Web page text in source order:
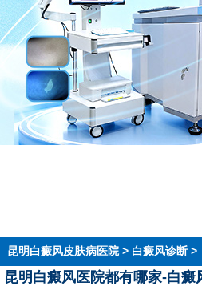
昆明白癜风皮肤病医院> 白癜风诊断>
昆明白癜风医院都有哪家-白